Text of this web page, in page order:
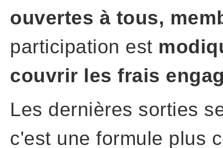
ouvertes à tous,
participation est
couvrir les frais
Les dernières sorties
c'est une formule plus